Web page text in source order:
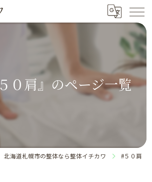
０肩』のページ一覧
北海道札幌市の整体なら整体イチカワ #５０肩